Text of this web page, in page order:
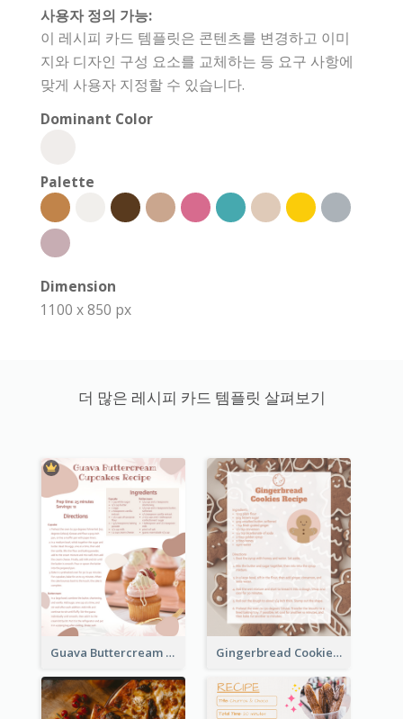
사용자 정의 가능:
이 레시피 카드 템플릿은 콘텐츠를 변경하고 이미
지와 디자인 구성 요소를 교체하는 등 요구 사항에
맞게 사용자 지정할 수 있습니다.
Dominant Color
Palette
Dimension
1100 x 850 px
더 많은 레시피 카드 템플릿 살펴보기
Guava Buttercream Cupcake Cards Recipe Card Gingerbread Cookies Recipe Card